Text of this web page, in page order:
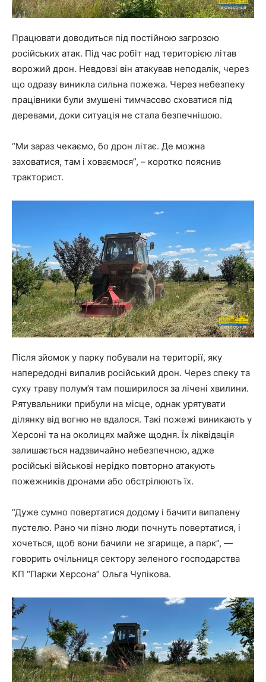
Працювати доводиться під постійною загрозою
російських атак. Під час робіт над територією літав
ворожий дрон. Невдовзі він атакував неподалік, через
що одразу виникла сильна пожежа. Через небезпеку
працівники були змушені тимчасово сховатися під
деревами, доки ситуація не стала безпечнішою.
“Ми зараз чекаємо, бо дрон літає. Де можна
заховатися, там і ховаємося”, – коротко пояснив
тракторист.
Після зйомок у парку побували на території, яку
напередодні випалив російський дрон. Через спеку та
суху траву полум’я там поширилося за лічені хвилини.
Рятувальники прибули на місце, однак урятувати
ділянку від вогню не вдалося. Такі пожежі виникають у
Херсоні та на околицях майже щодня. Їх ліквідація
залишається надзвичайно небезпечною, адже
російські військові нерідко повторно атакують
пожежників дронами або обстрілюють їх.
“Дуже сумно повертатися додому і бачити випалену
пустелю. Рано чи пізно люди почнуть повертатися, і
хочеться, щоб вони бачили не згарище, а парк”, —
говорить очільниця сектору зеленого господарства
КП “Парки Херсона” Ольга Чупікова.